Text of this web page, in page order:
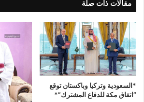
مقالات ذات صلة
*السعودية وتركيا وباكستان توقع
“اتفاق مكة للدفاع المشترك”*